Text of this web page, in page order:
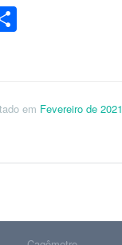
em Fevereiro de 2021